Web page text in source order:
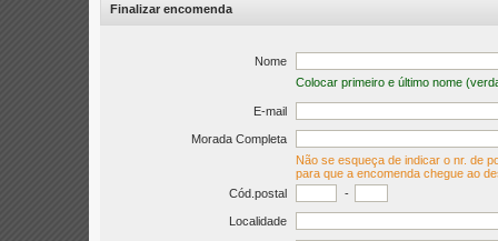
Finalizar encomenda
Nome
Colocar primeiro e último nome
E-mail
Morada Completa
Não se esqueça de indicar o nr. de
para que a encomenda chegue ao
Cód.postal
-
Localidade